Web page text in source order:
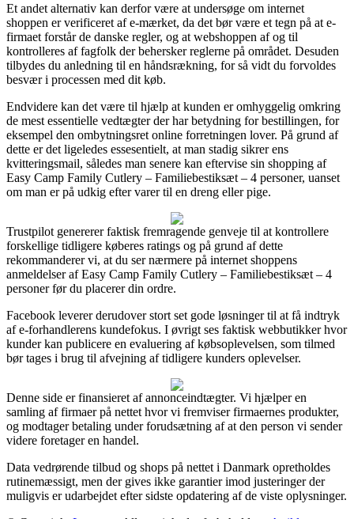
Et andet alternativ kan derfor være at undersøge om internet
shoppen er verificeret af e-mærket, da det bør være et tegn på at e-
firmaet forstår de danske regler, og at webshoppen af og til
kontrolleres af fagfolk der behersker reglerne på området. Desuden
tilbydes du anledning til en håndsrækning, for så vidt du forvoldes
besvær i processen med dit køb.
Endvidere kan det være til hjælp at kunden er omhyggelig omkring
de mest essentielle vedtægter der har betydning for bestillingen, for
eksempel den ombytningsret online forretningen lover. På grund af
dette er det ligeledes essesentielt, at man stadig sikrer ens
kvitteringsmail, således man senere kan eftervise sin shopping af
Easy Camp Family Cutlery – Familiebestiksæt – 4 personer, uanset
om man er på udkig efter varer til en dreng eller pige.
Trustpilot genererer faktisk fremragende genveje til at kontrollere
forskellige tidligere køberes ratings og på grund af dette
rekommanderer vi, at du ser nærmere på internet shoppens
anmeldelser af Easy Camp Family Cutlery – Familiebestiksæt – 4
personer før du placerer din ordre.
Facebook leverer derudover stort set gode løsninger til at få indtryk
af e-forhandlerens kundefokus. I øvrigt ses faktisk webbutikker hvor
kunder kan publicere en evaluering af købsoplevelsen, som tilmed
bør tages i brug til afvejning af tidligere kunders oplevelser.
Denne side er finansieret af annonceindtægter. Vi hjælper en
samling af firmaer på nettet hvor vi fremviser firmaernes produkter,
og modtager betaling under forudsætning af at den person vi sender
videre foretager en handel.
Data vedrørende tilbud og shops på nettet i Danmark opretholdes
rutinemæssigt, men der gives ikke garantier imod justeringer der
muligvis er udarbejdet efter sidste opdatering af de viste oplysninger.